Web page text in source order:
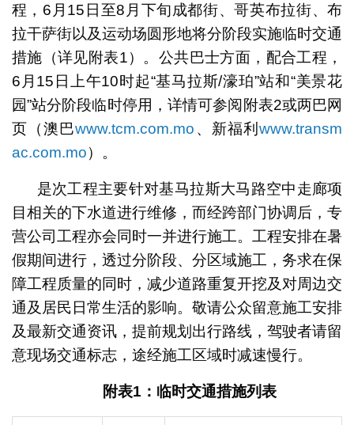
程，6月15日至8月下旬成都街、哥英布拉街、布
拉干萨街以及运动场圆形地将分阶段实施临时交通
措施（详见附表1）。公共巴士方面，配合工程，
6月15日上午10时起“基马拉斯/濠珀”站和“美景花
园”站分阶段临时停用，详情可参阅附表2或两巴网
页（澳巴www.tcm.com.mo 、新福利www.transm
ac.com.mo）。
是次工程主要针对基马拉斯大马路空中走廊项
目相关的下水道进行维修，而经跨部门协调后，专
营公司工程亦会同时一并进行施工。工程安排在暑
假期间进行，透过分阶段、分区域施工，务求在保
障工程质量的同时，减少道路重复开挖及对周边交
通及居民日常生活的影响。敬请公众留意施工安排
及最新交通资讯，提前规划出行路线，驾驶者请留
意现场交通标志，途经施工区域时减速慢行。
附表1 ：临时交通措施列表